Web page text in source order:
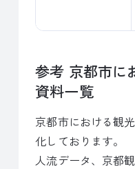
参考 京都市に
資料一覧
京都市における観
化しております。
人流データ、京都